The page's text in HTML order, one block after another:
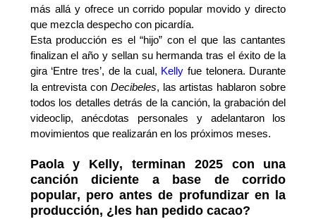
más allá y ofrece un corrido popular movido y directo
que mezcla despecho con picardía.
Esta producción es el “hijo” con el que las cantantes
finalizan el año y sellan su hermanda tras el éxito de la
gira ‘Entre tres’, de la cual, Kelly fue telonera. Durante
la entrevista con Decibeles, las artistas hablaron sobre
todos los detalles detrás de la canción, la grabación del
videoclip, anécdotas personales y adelantaron
los
movimientos que realizarán en los próximos meses.
Paola y Kelly, terminan 2025 con una
canción diciente a base de corrido
popular, pero antes de profundizar en la
producción, ¿ es han pedido cacao?